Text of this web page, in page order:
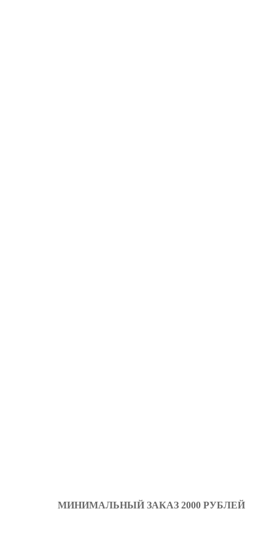
МИНИМАЛЬНЫЙ ЗАКАЗ 2000 РУБЛЕЙ